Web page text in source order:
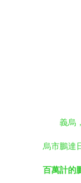
義烏
烏市鵬達
百萬計的